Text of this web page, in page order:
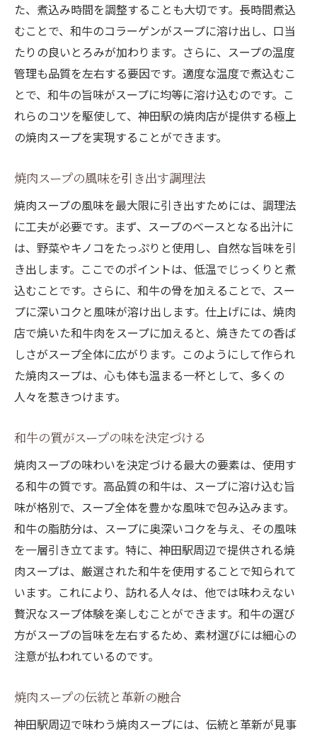
た、煮込み時間を調整することも大切です。長時間煮込
むことで、和牛のコラーゲンがスープに溶け出し、口当
たりの良いとろみが加わります。さらに、スープの温度
管理も品質を左右する要因です。適度な温度で煮込むこ
とで、和牛の旨味がスープに均等に溶け込むのです。こ
れらのコツを駆使して、神田駅の焼肉店が提供する極上
の焼肉スープを実現することができます。
焼肉スープの風味を引き出す調理法
焼肉スープの風味を最大限に引き出すためには、調理法
に工夫が必要です。まず、スープのベースとなる出汁に
は、野菜やキノコをたっぷりと使用し、自然な旨味を引
き出します。ここでのポイントは、低温でじっくりと煮
込むことです。さらに、和牛の骨を加えることで、スー
プに深いコクと風味が溶け出します。仕上げには、焼肉
店で焼いた和牛肉をスープに加えると、焼きたての香ば
しさがスープ全体に広がります。このようにして作られ
た焼肉スープは、心も体も温まる一杯として、多くの
人々を惹きつけます。
和牛の質がスープの味を決定づける
焼肉スープの味わいを決定づける最大の要素は、使用す
る和牛の質です。高品質の和牛は、スープに溶け込む旨
味が格別で、スープ全体を豊かな風味で包み込みます。
和牛の脂肪分は、スープに奥深いコクを与え、その風味
を一層引き立てます。特に、神田駅周辺で提供される焼
肉スープは、厳選された和牛を使用することで知られて
います。これにより、訪れる人々は、他では味わえない
贅沢なスープ体験を楽しむことができます。和牛の選び
方がスープの旨味を左右するため、素材選びには細心の
注意が払われているのです。
焼肉スープの伝統と革新の融合
神田駅周辺で味わう焼肉スープには、伝統と革新が見事